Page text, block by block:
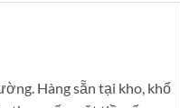
Hàng sẵn tại kho, khổ